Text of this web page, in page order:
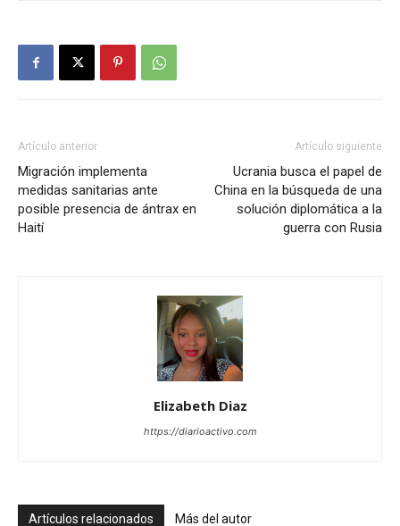
Artículo anterior
Migración implementa
medidas sanitarias ante
posible presencia de ántrax en
Haití
Artículo siguiente
Ucrania busca el papel de
China en la búsqueda de una
solución diplomática a la
guerra con Rusia
Elizabeth Diaz
https://diarioactivo.com
Artículos relacionados Más del autor